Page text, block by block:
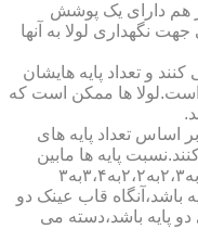
هم دارای یک پوشش
نگهداری لولا به آنها
و تعداد پایه هایشان
است.لولا ها ممکن است که
اساس تعداد پایه های
پایه ها مابین
دسته و قاب متغیر می باشد.مثلاً،۲به۱،۱به۲،۳به۲،۲به۳،۴به۳
باشد،آنگاه قاب عینک دو
پایه باشد،دسته می